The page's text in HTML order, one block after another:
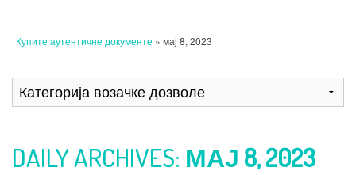
Купите аутентичне документе » мај 8, 2023
DAILY ARCHIVES: МАЈ 8, 2023